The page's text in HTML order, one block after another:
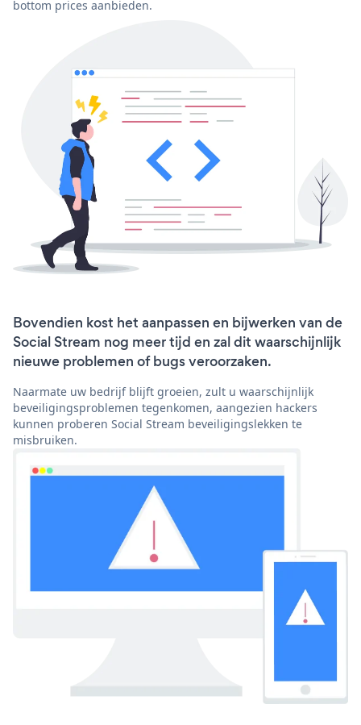
bottom prices aanbieden.
Bovendien kost het aanpassen en bijwerken van de
Social Stream nog meer tijd en zal dit waarschijnlijk
nieuwe problemen of bugs veroorzaken.
Naarmate uw bedrijf blijft groeien, zult u waarschijnlijk
beveiligingsproblemen tegenkomen, aangezien hackers
kunnen proberen Social Stream beveiligingslekken te
misbruiken.